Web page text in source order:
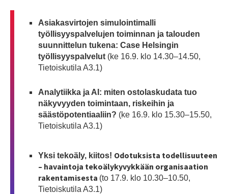
Asiakasvirtojen simulointimalli
työllisyyspalvelujen toiminnan ja talouden
suunnittelun tukena: Case Helsingin
työllisyyspalvelut (ke 16.9. klo 14.30–14.50,
Tietoiskutila A3.1)
Analytiikka ja AI: miten ostolaskudata tuo
näkyvyyden toimintaan, riskeihin ja
säästöpotentiaaliin? (ke 16.9. klo 15.30–15.50,
Tietoiskutila A3.1)
Yksi tekoäly, kiitos! Odotuksista todellisuuteen
– havaintoja tekoälykyvykkään organisaation
rakentamisesta (to 17.9. klo 10.30–10.50,
Tietoiskutila A3.1)